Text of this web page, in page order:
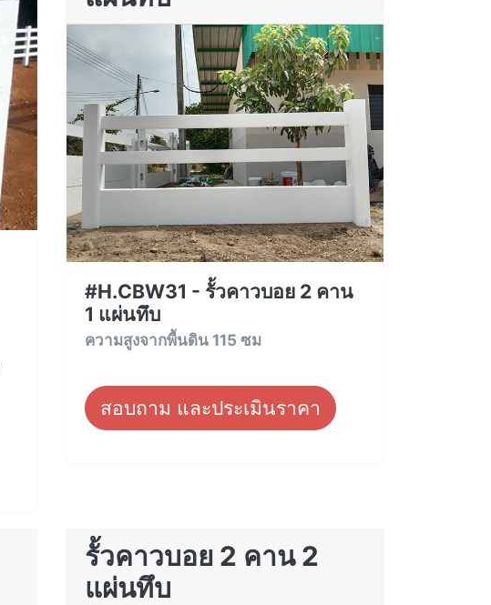
#H.CBW31 - รั้วคาวบอย 2 คาน
1 แผ่นทึบ
ความสูงจากพื้นดิน 115 ซม
สอบถาม และประเมินราคา
รั้วคาวบอย 2 คาน 2
แผ่นทึบ